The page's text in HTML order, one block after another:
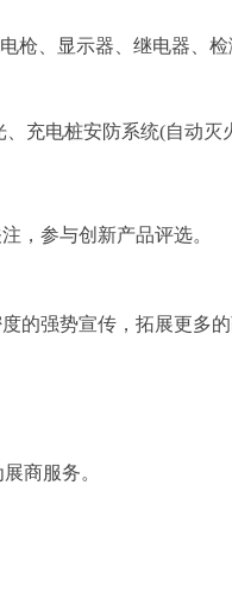
枪、显示器、继电器、
、充电桩安防系统(自动灭
，参与创新产品评选。
的强势宣传，拓展更多
商服务。